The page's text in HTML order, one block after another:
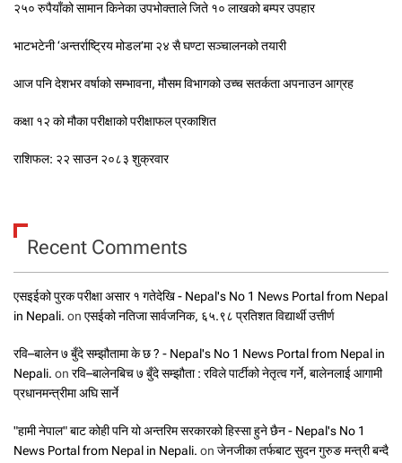
२५० रुपैयाँको सामान किनेका उपभोक्ताले जिते १० लाखको बम्पर उपहार
भाटभटेनी ‘अन्तर्राष्ट्रिय मोडल’मा २४ सै घण्टा सञ्चालनको तयारी
आज पनि देशभर वर्षाको सम्भावना, मौसम विभागको उच्च सतर्कता अपनाउन आग्रह
कक्षा १२ को मौका परीक्षाको परीक्षाफल प्रकाशित
राशिफल: २२ साउन २०८३ शुक्रवार
Recent Comments
एसइईको पुरक परीक्षा असार १ गतेदेखि - Nepal's No 1 News Portal from Nepal
in Nepali. on एसईको नतिजा सार्वजनिक, ६५.९८ प्रतिशत विद्यार्थी उत्तीर्ण
रवि–बालेन ७ बुँदे सम्झौतामा के छ ? - Nepal's No 1 News Portal from Nepal in
Nepali. on रवि–बालेनबिच ७ बुँदे सम्झौता : रविले पार्टीको नेतृत्व गर्ने, बालेनलाई आगामी
प्रधानमन्त्रीमा अघि सार्ने
"हामी नेपाल" बाट कोही पनि यो अन्तरिम सरकारको हिस्सा हुने छैन - Nepal's No 1
News Portal from Nepal in Nepali. on जेनजीका तर्फबाट सुदन गुरुङ मन्त्री बन्दै